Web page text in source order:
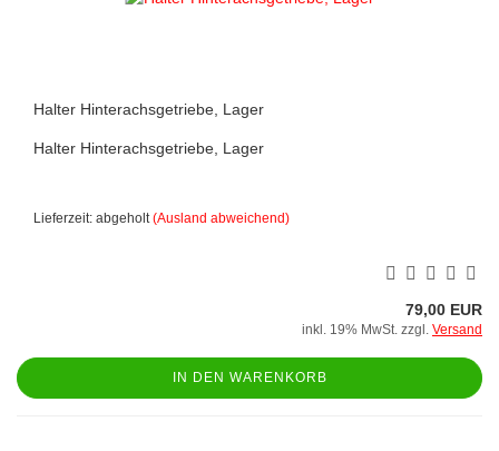
Halter Hinterachsgetriebe, Lager
Halter Hinterachsgetriebe, Lager
Lieferzeit: abgeholt (Ausland abweichend)
79,00 EUR
inkl. 19% MwSt. zzgl. Versand
IN DEN WARENKORB